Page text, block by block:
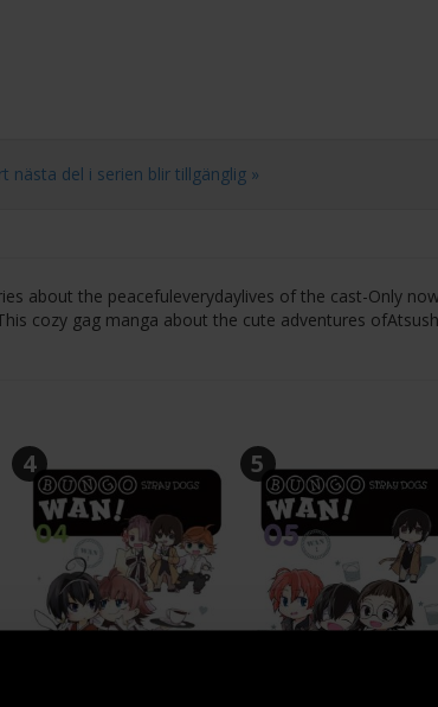
nästa del i serien blir tillgänglig »
about the peacefuleverydaylives of the cast-Only
cozy gag manga about the cute adventures
4 5